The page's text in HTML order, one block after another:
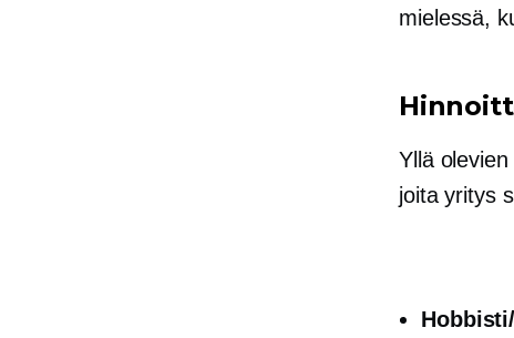
mielessä,
Yllä
joita yritys